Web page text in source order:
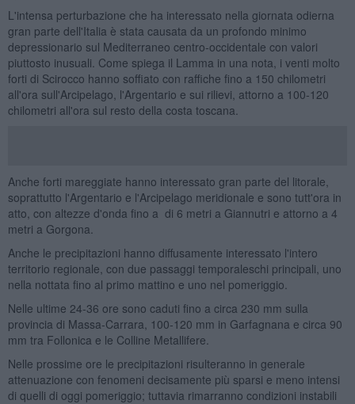
L'intensa perturbazione che ha interessato nella giornata odierna
gran parte dell'Italia è stata causata da un profondo minimo
depressionario sul Mediterraneo centro-occidentale con valori
piuttosto inusuali. Come spiega il Lamma in una nota, i venti molto
forti di Scirocco hanno soffiato con raffiche fino a 150 chilometri
all'ora sull'Arcipelago, l'Argentario e sui rilievi, attorno a 100-120
chilometri all'ora sul resto della costa toscana.
Anche forti mareggiate hanno interessato gran parte del litorale,
soprattutto l'Argentario e l'Arcipelago meridionale e sono tutt'ora in
atto, con altezze d'onda fino a di 6 metri a Giannutri e attorno a 4
metri a Gorgona.
Anche le precipitazioni hanno diffusamente interessato l'intero
territorio regionale, con due passaggi temporaleschi principali, uno
nella nottata fino al primo mattino e uno nel pomeriggio.
Nelle ultime 24-36 ore sono caduti fino a circa 230 mm sulla
provincia di Massa-Carrara, 100-120 mm in Garfagnana e circa 90
mm tra Follonica e le Colline Metallifere.
Nelle prossime ore le precipitazioni risulteranno in generale
attenuazione con fenomeni decisamente più sparsi e meno intensi
di quelli di oggi pomeriggio; tuttavia rimarranno condizioni instabili